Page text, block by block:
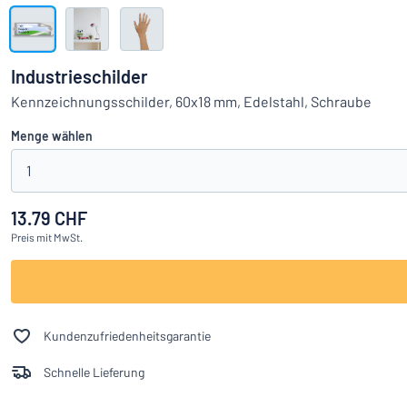
Das
Alle Kategorien anzeigen
Einloggen
Kundenservice
Privat
Deutsch
Industrieschilder
Kennzeichnungsschilder, 60x18 mm, Edelstahl, Schraube
Menge wählen
1
13.79 CHF
Preis mit MwSt.
Kundenzufriedenheitsgarantie
Schnelle Lieferung